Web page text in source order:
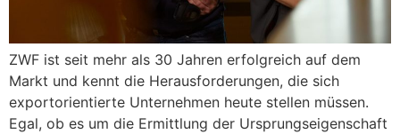
ZWF ist seit mehr als 30 Jahren erfolgreich auf dem
Markt und kennt die Herausforderungen, die sich
exportorientierte Unternehmen heute stellen müssen.
Egal, ob es um die Ermittlung der Ursprungseigenschaft